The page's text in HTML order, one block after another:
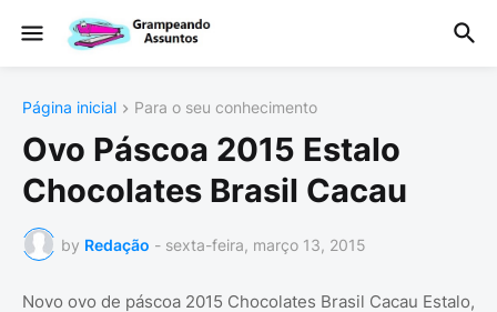
Página inicial Para o seu conhecimento
Ovo Páscoa 2015 Estalo
Chocolates Brasil Cacau
by Redação - sexta-feira, março 13, 2015
Novo ovo de páscoa 2015 Chocolates Brasil Cacau Estalo,